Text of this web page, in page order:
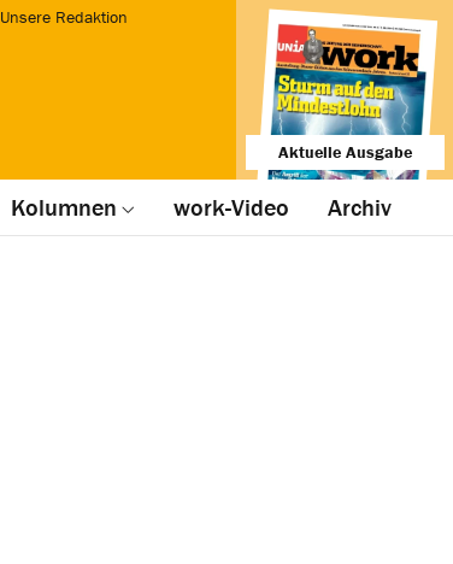
Unsere Redaktion
Aktuelle Ausgabe
Kolumnen work-Video Archiv